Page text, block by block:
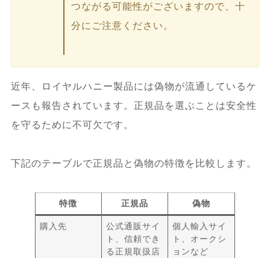
つながる可能性がございますので、十
分にご注意ください。
近年、ロイヤルハニー製品には偽物が流通しているケ
ースも報告されています。正規品を選ぶことは安全性
を守るために不可欠です。
下記のテーブルで正規品と偽物の特徴を比較します。
特徴 正規品 偽物
購入先
公式通販サイ
ト、信頼でき
る正規取扱店
個人輸入サイ
ト、オークシ
ョンなど